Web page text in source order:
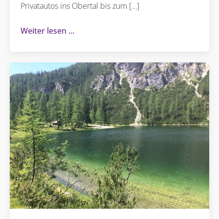
Privatautos ins Obertal bis zum […]
Weiter lesen